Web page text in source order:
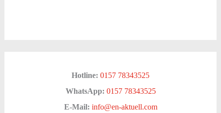
Hotline: 0157 78343525
WhatsApp: 0157 78343525
E-Mail: info@en-aktuell.com